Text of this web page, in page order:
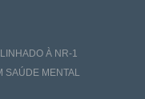
À NR-1
SAÚDE MENTAL